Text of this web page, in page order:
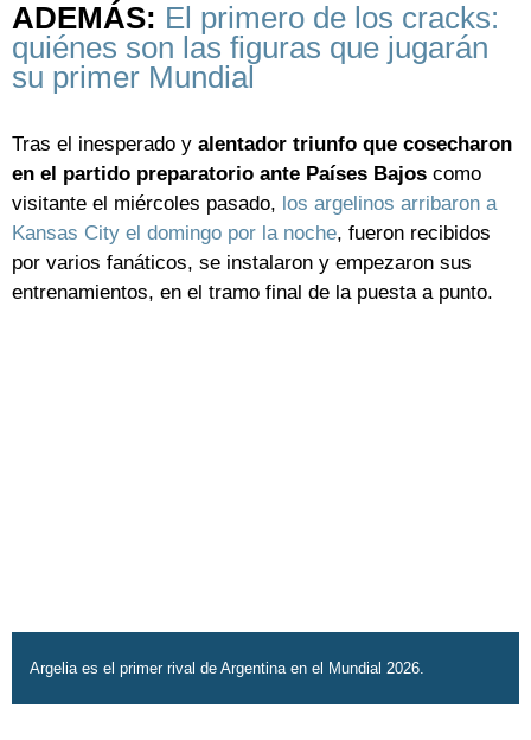
ADEMÁS: El primero de los cracks:
quiénes son las figuras que jugarán
su primer Mundial
Tras el inesperado y alentador triunfo que cosecharon
en el partido preparatorio ante Países Bajos como
visitante el miércoles pasado, los argelinos arribaron a
Kansas City el domingo por la noche, fueron recibidos
por varios fanáticos, se instalaron y empezaron sus
entrenamientos, en el tramo final de la puesta a punto.
Argelia es el primer rival de Argentina en el Mundial 2026.